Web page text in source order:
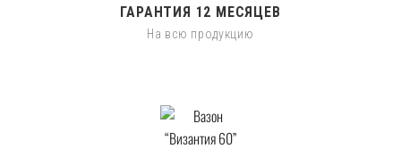
ГАРАНТИЯ 12 МЕСЯЦЕВ
На всю продукцию